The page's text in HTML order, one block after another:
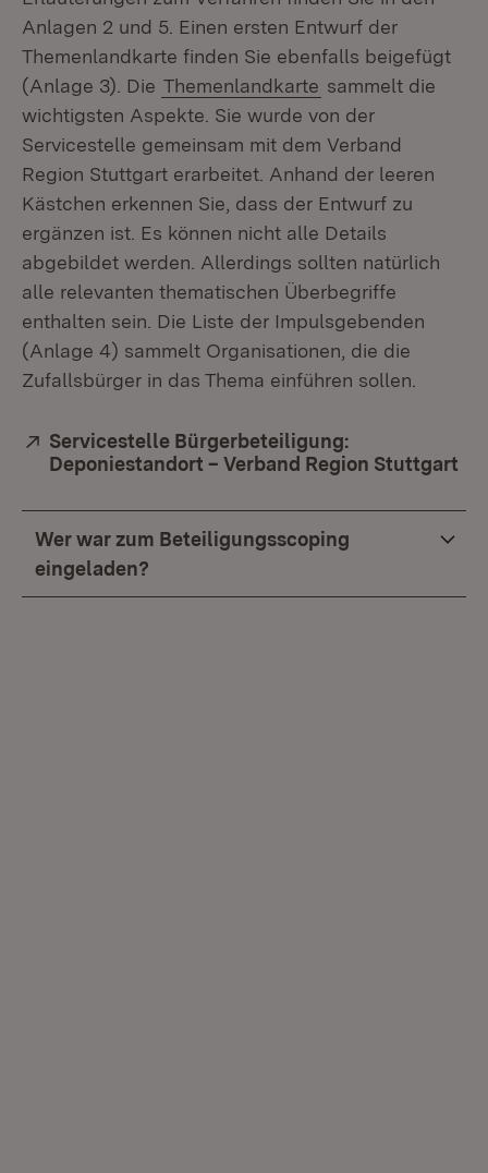
Anlagen 2 und 5. Einen ersten Entwurf der
Themenlandkarte finden Sie ebenfalls beigefügt
(Anlage 3). Die Themenlandkarte sammelt die
wichtigsten Aspekte. Sie wurde von der
Servicestelle gemeinsam mit dem Verband
Region Stuttgart erarbeitet. Anhand der leeren
Kästchen erkennen Sie, dass der Entwurf zu
ergänzen ist. Es können nicht alle Details
abgebildet werden. Allerdings sollten natürlich
alle relevanten thematischen Überbegriffe
enthalten sein. Die Liste der Impulsgebenden
(Anlage 4) sammelt Organisationen, die die
Zufallsbürger in das Thema einführen sollen.
Extern:
Servicestelle Bürgerbeteiligung:
Deponiestandort – Verband Region Stuttgart
Wer war zum Beteiligungsscoping
eingeladen?